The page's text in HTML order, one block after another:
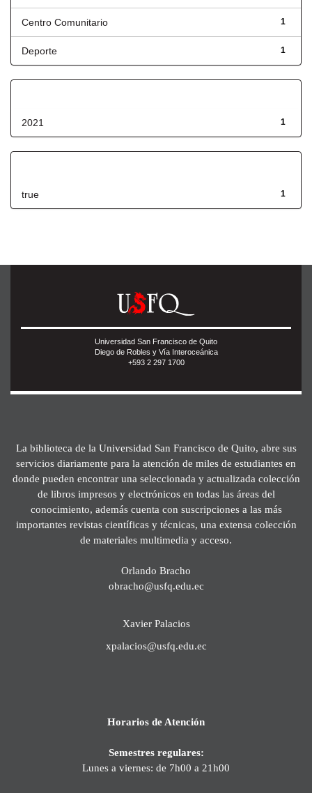
1
Centro Comunitario
1
Deporte
1
2021
1
true
Universidad San Francisco de Quito
Diego de Robles y Vía Interoceánica
+593 2 297 1700
La biblioteca de la Universidad San Francisco de Quito, abre sus
servicios diariamente para la atención de miles de estudiantes en
donde pueden encontrar una seleccionada y actualizada colección
de libros impresos y electrónicos en todas las áreas del
conocimiento, además cuenta con suscripciones a las más
importantes revistas científicas y técnicas, una extensa colección
de materiales multimedia y acceso.
Orlando Bracho
obracho@usfq.edu.ec
Xavier Palacios
xpalacios@usfq.edu.ec
Horarios de Atención
Semestres regulares:
Lunes a viernes: de 7h00 a 21h00